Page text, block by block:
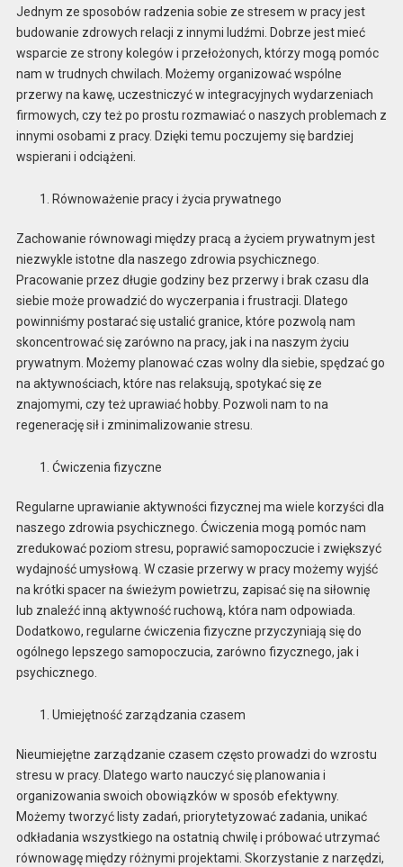
Jednym ze sposobów radzenia sobie ze stresem w pracy jest
budowanie zdrowych relacji z innymi ludźmi. Dobrze jest mieć
wsparcie ze strony kolegów i przełożonych, którzy mogą pomóc
nam w trudnych chwilach. Możemy organizować wspólne
przerwy na kawę, uczestniczyć w integracyjnych wydarzeniach
firmowych, czy też po prostu rozmawiać o naszych problemach z
innymi osobami z pracy. Dzięki temu poczujemy się bardziej
wspierani i odciążeni.
Równoważenie pracy i życia prywatnego
Zachowanie równowagi między pracą a życiem prywatnym jest
niezwykle istotne dla naszego zdrowia psychicznego.
Pracowanie przez długie godziny bez przerwy i brak czasu dla
siebie może prowadzić do wyczerpania i frustracji. Dlatego
powinniśmy postarać się ustalić granice, które pozwolą nam
skoncentrować się zarówno na pracy, jak i na naszym życiu
prywatnym. Możemy planować czas wolny dla siebie, spędzać go
na aktywnościach, które nas relaksują, spotykać się ze
znajomymi, czy też uprawiać hobby. Pozwoli nam to na
regenerację sił i zminimalizowanie stresu.
Ćwiczenia fizyczne
Regularne uprawianie aktywności fizycznej ma wiele korzyści dla
naszego zdrowia psychicznego. Ćwiczenia mogą pomóc nam
zredukować poziom stresu, poprawić samopoczucie i zwiększyć
wydajność umysłową. W czasie przerwy w pracy możemy wyjść
na krótki spacer na świeżym powietrzu, zapisać się na siłownię
lub znaleźć inną aktywność ruchową, która nam odpowiada.
Dodatkowo, regularne ćwiczenia fizyczne przyczyniają się do
ogólnego lepszego samopoczucia, zarówno fizycznego, jak i
psychicznego.
Umiejętność zarządzania czasem
Nieumiejętne zarządzanie czasem często prowadzi do wzrostu
stresu w pracy. Dlatego warto nauczyć się planowania i
organizowania swoich obowiązków w sposób efektywny.
Możemy tworzyć listy zadań, priorytetyzować zadania, unikać
odkładania wszystkiego na ostatnią chwilę i próbować utrzymać
równowagę między różnymi projektami. Skorzystanie z narzędzi,